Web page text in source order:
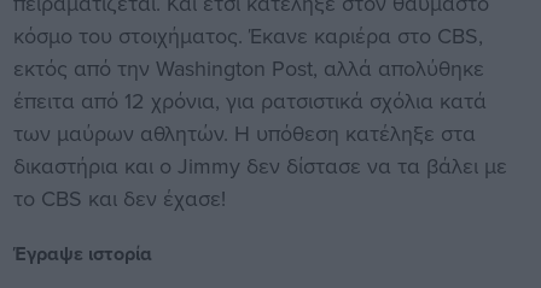
κόσμο του στοιχήματος. Έκανε καριέρα στο CBS,
εκτός από την Washington Post, αλλά απολύθηκε
έπειτα από 12 χρόνια, για ρατσιστικά σχόλια κατά
των μαύρων αθλητών. Η υπόθεση κατέληξε στα
δικαστήρια και ο Jimmy δεν δίστασε να τα βάλει με
το CBS και δεν έχασε!
Έγραψε ιστορία